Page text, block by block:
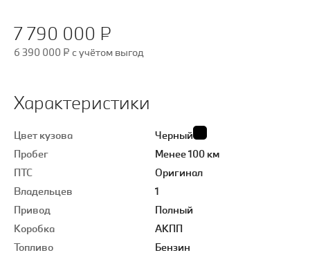
7 790 000 ₽
6 390 000 ₽ c учётом выгод
Характеристики
Цвет кузова
Черный
Пробег
Менее 100 км
ПТС
Оригинал
Владельцев
1
Привод
Полный
Коробка
АКПП
Топливо
Бензин